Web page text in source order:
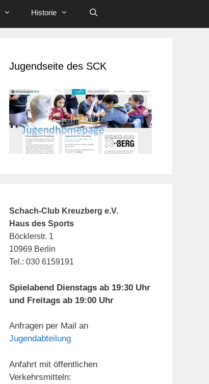
Historie
Jugendseite des SCK
Schach-Club Kreuzberg e.V.
Haus des Sports
Böcklerstr. 1
10969 Berlin
Tel.: 030 6159191
Spielabend Dienstags ab 19:30 Uhr
und Freitags ab 19:00 Uhr
Anfragen per Mail an
Jugendabteilung
Anfahrt mit öffentlichen
Verkehrsmitteln: